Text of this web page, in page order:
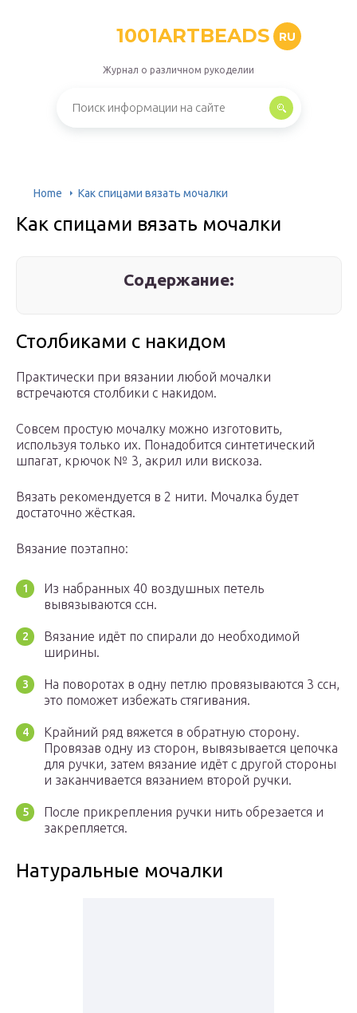
1001ARTBEADS RU
Журнал о различном рукоделии
Home Как спицами вязать мочалки
Как спицами вязать мочалки
Содержание:
Столбиками с накидом
Практически при вязании любой мочалки
встречаются столбики с накидом.
Совсем простую мочалку можно изготовить,
используя только их. Понадобится синтетический
шпагат, крючок № 3, акрил или вискоза.
Вязать рекомендуется в 2 нити. Мочалка будет
достаточно жёсткая.
Вязание поэтапно:
Из набранных 40 воздушных петель
вывязываются ссн.
Вязание идёт по спирали до необходимой
ширины.
На поворотах в одну петлю провязываются 3 ссн,
это поможет избежать стягивания.
Крайний ряд вяжется в обратную сторону.
Провязав одну из сторон, вывязывается цепочка
для ручки, затем вязание идёт с другой стороны
и заканчивается вязанием второй ручки.
После прикрепления ручки нить обрезается и
закрепляется.
Натуральные мочалки